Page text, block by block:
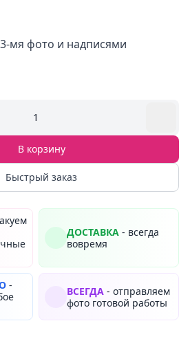
мя фото и надписями
1
В корзину
Быстрый заказ
ДОСТАВКА - всегда
вовремя
-
ВСЕГДА - отправляем
фото готовой работы